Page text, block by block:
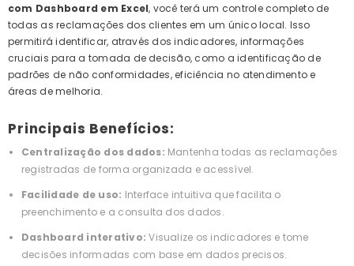
com Dashboard em Excel, você terá um controle completo de
todas as reclamações dos clientes em um único local. Isso
permitirá identificar, através dos indicadores, informações
cruciais para a tomada de decisão, como a identificação de
padrões de não conformidades, eficiência no atendimento e
áreas de melhoria.
Principais Benefícios:
Centralização dos dados: Mantenha todas as reclamações
registradas de forma organizada e acessível.
Facilidade de uso: Interface intuitiva que facilita o
preenchimento e a consulta dos dados.
Dashboard interativo: Visualize os indicadores e tome
decisões informadas com base em dados precisos.